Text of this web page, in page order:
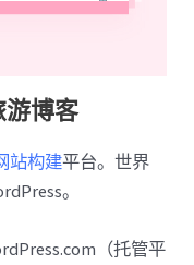
博客
站构建平台。世界
。
（托管平